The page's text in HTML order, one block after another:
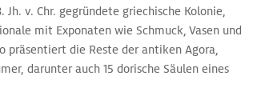
v. Chr. gegründete griechische Kolonie,
mit Exponaten wie Schmuck, Vasen und
präsentiert die Reste der antiken Agora,
darunter auch 15 dorische Säulen eines